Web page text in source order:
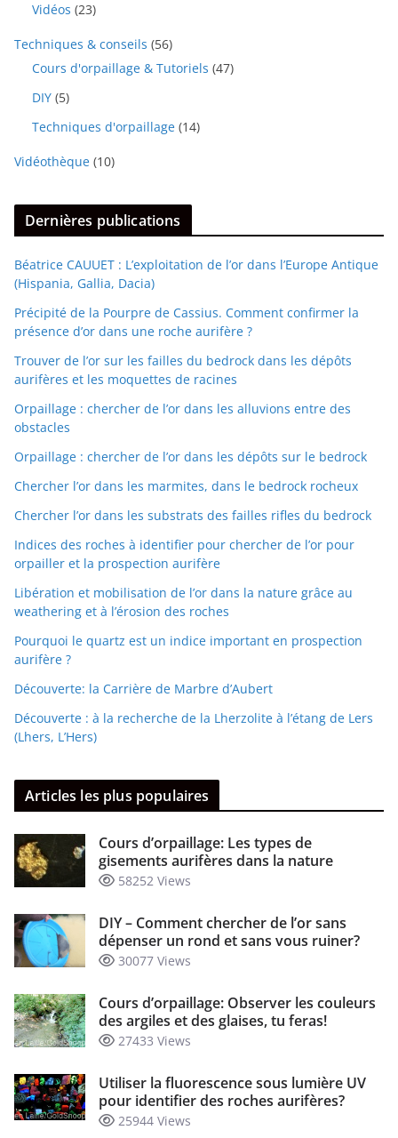
Vidéos (23)
Techniques & conseils (56)
Cours d'orpaillage & Tutoriels (47)
DIY (5)
Techniques d'orpaillage (14)
Vidéothèque (10)
Dernières publications
Béatrice CAUUET : L’exploitation de l’or dans l’Europe Antique
(Hispania, Gallia, Dacia)
Précipité de la Pourpre de Cassius. Comment confirmer la
présence d’or dans une roche aurifère ?
Trouver de l’or sur les failles du bedrock dans les dépôts
aurifères et les moquettes de racines
Orpaillage : chercher de l’or dans les alluvions entre des
obstacles
Orpaillage : chercher de l’or dans les dépôts sur le bedrock
Chercher l’or dans les marmites, dans le bedrock rocheux
Chercher l’or dans les substrats des failles rifles du bedrock
Indices des roches à identifier pour chercher de l’or pour
orpailler et la prospection aurifère
Libération et mobilisation de l’or dans la nature grâce au
weathering et à l’érosion des roches
Pourquoi le quartz est un indice important en prospection
aurifère ?
Découverte: la Carrière de Marbre d’Aubert
Découverte : à la recherche de la Lherzolite à l’étang de Lers
(Lhers, L’Hers)
Articles les plus populaires
Cours d’orpaillage: Les types de
gisements aurifères dans la nature
58252 Views
DIY – Comment chercher de l’or sans
dépenser un rond et sans vous ruiner?
30077 Views
Cours d’orpaillage: Observer les couleurs
des argiles et des glaises, tu feras!
27433 Views
Utiliser la fluorescence sous lumière UV
pour identifier des roches aurifères?
25944 Views